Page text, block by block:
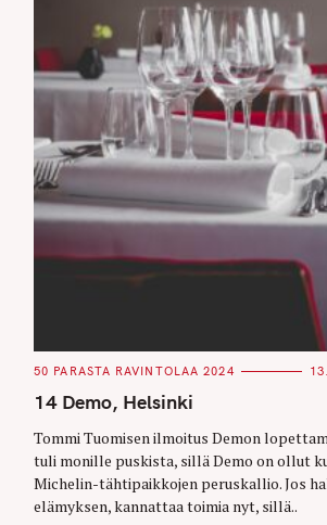
C
T
E
O
R
I
S
50 PARASTA RAVINTOLAA 2024
14 Demo, Helsinki
Tommi Tuomisen ilmoitus Demon
tuli monille puskista, sillä Demo on ollut
Michelin-tähtipaikkojen peruskallio. Jos
elämyksen, kannattaa toimia nyt, sillä..